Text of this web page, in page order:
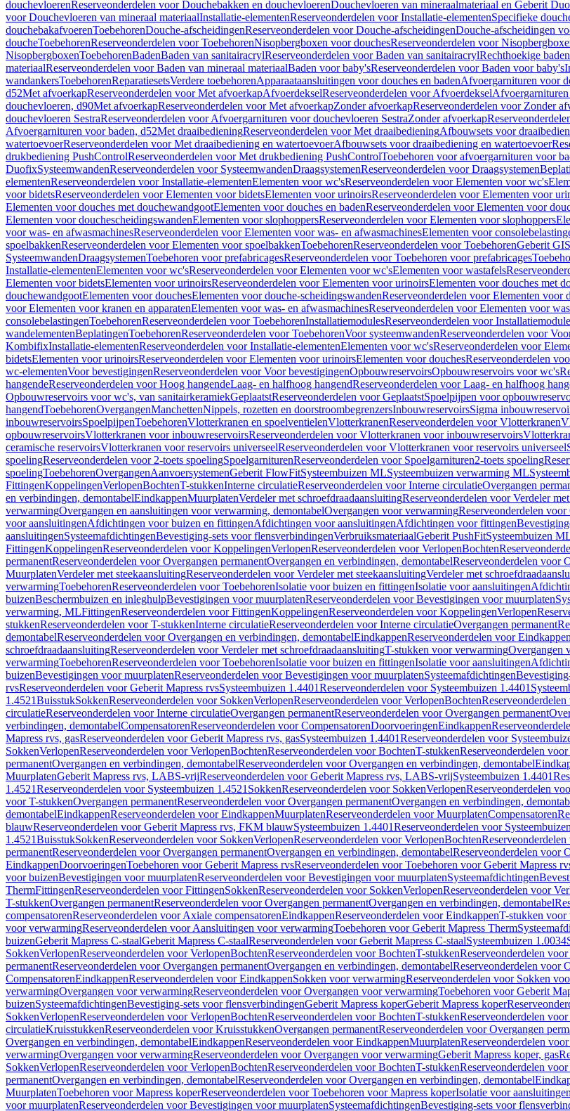
douchevloerenReserveonderdelen voor Douchebakken en douchevloerenDouchevloeren van mineraalmateriaal en Geberit
voor Douchevloeren van mineraal materiaalInstallatie-elementenReserveonderdelen voor Installatie-elementenSpecifieke
douchebakafvoerenToebehorenDouche-afscheidingenReserveonderdelen voor Douche-afscheidingenDouche-afscheidingen
doucheToebehorenReserveonderdelen voor ToebehorenNisopbergboxen voor douchesReserveonderdelen voor
NisopbergboxenToebehorenBadenBaden van sanitairacrylReserveonderdelen voor Baden van sanitairacrylRechthoekige baden
materiaalReserveonderdelen voor Baden van mineraal materiaalBaden voor baby'sReserveonderdelen voor Baden voor baby's
wandankersToebehorenReparatiesetsVerdere toebehorenApparaataansluitingen voor douches en badenAfvoergarnituren voor
d52Met afvoerkapReserveonderdelen voor Met afvoerkapAfvoerdekselReserveonderdelen voor Afvoerdeksel
douchevloeren, d90Met afvoerkapReserveonderdelen voor Met afvoerkapZonder afvoerkapReserveonderdelen voor Zonder
douchevloeren SestraReserveonderdelen voor Afvoergarnituren voor douchevloeren SestraZonder afvoerkap
Afvoergarnituren voor baden, d52Met draaibedieningReserveonderdelen voor Met draaibedieningAfbouwsets voor
watertoevoerReserveonderdelen voor Met draaibediening en watertoevoerAfbouwsets voor draaibediening en watertoevoer
drukbediening PushControlReserveonderdelen voor Met drukbediening PushControlToebehoren voor afvoergarnituren voor
DuofixSysteemwandenReserveonderdelen voor SysteemwandenDraagsystemenReserveonderdelen voor Draagsystemen
elementenReserveonderdelen voor Installatie-elementenElementen voor wc'sReserveonderdelen voor Elementen voor wc's
voor bidetsReserveonderdelen voor Elementen voor bidetsElementen voor urinoirsReserveonderdelen voor Elementen voor
Elementen voor douches met douchewandgootElementen voor douches en badenReserveonderdelen voor Elementen voor
Elementen voor douchescheidingswandenElementen voor slophoppersReserveonderdelen voor Elementen voor slophoppers
voor was- en afwasmachinesReserveonderdelen voor Elementen voor was- en afwasmachinesElementen voor
spoelbakkenReserveonderdelen voor Elementen voor spoelbakkenToebehorenReserveonderdelen voor ToebehorenGeberit GIS
SysteemwandenDraagsystemenToebehoren voor prefabricagesReserveonderdelen voor Toebehoren voor prefabricages
Installatie-elementenElementen voor wc'sReserveonderdelen voor Elementen voor wc'sElementen voor wastafels
Elementen voor bidetsElementen voor urinoirsReserveonderdelen voor Elementen voor urinoirsElementen voor douches met
douchewandgootElementen voor douchesElementen voor douche-scheidingswandenReserveonderdelen voor Elementen voor
voor Elementen voor kranen en apparatenElementen voor was- en afwasmachinesReserveonderdelen voor Elementen voor
consolebelastingenToebehorenReserveonderdelen voor ToebehorenInstallatiemodulesReserveonderdelen voor
wandelementenBeplatingenToebehorenReserveonderdelen voor ToebehorenVoor systeemwandenReserveonderdelen voor
KombifixInstallatie-elementenReserveonderdelen voor Installatie-elementenElementen voor wc'sReserveonderdelen voor
bidetsElementen voor urinoirsReserveonderdelen voor Elementen voor urinoirsElementen voor douchesReserveonderdelen
wc-elementenVoor bevestigingenReserveonderdelen voor Voor bevestigingenOpbouwreservoirsOpbouwreservoirs voor wc's
hangendeReserveonderdelen voor Hoog hangendeLaag- en halfhoog hangendReserveonderdelen voor Laag- en halfhoog
Opbouwreservoirs voor wc's, van sanitairkeramiekGeplaatstReserveonderdelen voor GeplaatstSpoelpijpen voor
hangendToebehorenOvergangenManchettenNippels, rozetten en doorstroombegrenzersInbouwreservoirsSigma
inbouwreservoirsSpoelpijpenToebehorenVlotterkranen en spoelventielenVlotterkranenReserveonderdelen voor Vlotterkranen
opbouwreservoirsVlotterkranen voor inbouwreservoirsReserveonderdelen voor Vlotterkranen voor inbouwreservoirs
ceramische reservoirsVlotterkranen voor reservoirs universeelReserveonderdelen voor Vlotterkranen voor reservoirs universeel
spoelingReserveonderdelen voor 2-toets spoelingSpoelgarniturenReserveonderdelen voor Spoelgarnituren2-toets spoeling
spoelingToebehorenOvergangenAanvoersystemenGeberit FlowFitSysteembuizen MLSysteembuizen verwarming ML
FittingenKoppelingenVerlopenBochtenT-stukkenInterne circulatieReserveonderdelen voor Interne circulatieOvergangen
en verbindingen, demontabelEindkappenMuurplatenVerdeler met schroefdraadaansluitingReserveonderdelen voor Verdeler
verwarmingOvergangen en aansluitingen voor verwarming, demontabelOvergangen voor verwarmingReserveonderdelen
voor aansluitingenAfdichtingen voor buizen en fittingenAfdichtingen voor aansluitingenAfdichtingen voor fittingen
aansluitingenSysteemafdichtingenBevestiging-sets voor flensverbindingenVerbruiksmateriaalGeberit PushFitSysteembuizen
FittingenKoppelingenReserveonderdelen voor KoppelingenVerlopenReserveonderdelen voor VerlopenBochten
permanentReserveonderdelen voor Overgangen permanentOvergangen en verbindingen, demontabelReserveonderdelen voor
MuurplatenVerdeler met steekaansluitingReserveonderdelen voor Verdeler met steekaansluitingVerdeler met
verwarmingToebehorenReserveonderdelen voor ToebehorenIsolatie voor buizen en fittingenIsolatie voor aansluitingen
buizenBeschermbuizen en inleghulpBevestigingen voor muurplatenReserveonderdelen voor Bevestigingen voor muurplaten
verwarming, MLFittingenReserveonderdelen voor FittingenKoppelingenReserveonderdelen voor KoppelingenVerlopen
stukkenReserveonderdelen voor T-stukkenInterne circulatieReserveonderdelen voor Interne circulatieOvergangen permanent
demontabelReserveonderdelen voor Overgangen en verbindingen, demontabelEindkappenReserveonderdelen voor Eindkappen
schroefdraadaansluitingReserveonderdelen voor Verdeler met schroefdraadaansluitingT-stukken voor verwarmingOvergangen
verwarmingToebehorenReserveonderdelen voor ToebehorenIsolatie voor buizen en fittingenIsolatie voor aansluitingen
buizenBevestigingen voor muurplatenReserveonderdelen voor Bevestigingen voor muurplatenSysteemafdichtingen
rvsReserveonderdelen voor Geberit Mapress rvsSysteembuizen 1.4401Reserveonderdelen voor Systeembuizen 1.4401
1.4521BuisstukSokkenReserveonderdelen voor SokkenVerlopenReserveonderdelen voor VerlopenBochten
circulatieReserveonderdelen voor Interne circulatieOvergangen permanentReserveonderdelen voor Overgangen permanent
verbindingen, demontabelCompensatorenReserveonderdelen voor CompensatorenDoorvoeringenEindkappen
Mapress rvs, gasReserveonderdelen voor Geberit Mapress rvs, gasSysteembuizen 1.4401Reserveonderdelen voor
SokkenVerlopenReserveonderdelen voor VerlopenBochtenReserveonderdelen voor BochtenT-stukkenReserveonderdelen
permanentOvergangen en verbindingen, demontabelReserveonderdelen voor Overgangen en verbindingen, demontabel
MuurplatenGeberit Mapress rvs, LABS-vrijReserveonderdelen voor Geberit Mapress rvs, LABS-vrijSysteembuizen 1.4401
1.4521Reserveonderdelen voor Systeembuizen 1.4521 SokkenReserveonderdelen voor SokkenVerlopenReserveonderdelen
voor T-stukkenOvergangen permanentReserveonderdelen voor Overgangen permanentOvergangen en verbindingen,
demontabelEindkappenReserveonderdelen voor EindkappenMuurplatenReserveonderdelen voor MuurplatenCompensatoren
blauwReserveonderdelen voor Geberit Mapress rvs, FKM blauwSysteembuizen 1.4401Reserveonderdelen voor
1.4521BuisstukSokkenReserveonderdelen voor SokkenVerlopenReserveonderdelen voor VerlopenBochten
permanentReserveonderdelen voor Overgangen permanentOvergangen en verbindingen, demontabelReserveonderdelen voor
EindkappenDoorvoeringenToebehoren voor Geberit Mapress rvsReserveonderdelen voor Toebehoren voor Geberit Mapress
voor buizenBevestigingen voor muurplatenReserveonderdelen voor Bevestigingen voor muurplatenSysteemafdichtingen
ThermFittingenReserveonderdelen voor FittingenSokkenReserveonderdelen voor SokkenVerlopenReserveonderdelen voor
T-stukkenOvergangen permanentReserveonderdelen voor Overgangen permanentOvergangen en verbindingen, demontabel
compensatorenReserveonderdelen voor Axiale compensatorenEindkappenReserveonderdelen voor EindkappenT-stukken voor
voor verwarmingReserveonderdelen voor Aansluitingen voor verwarmingToebehoren voor Geberit Mapress Therm
buizenGeberit Mapress C-staalGeberit Mapress C-staalReserveonderdelen voor Geberit Mapress C-staalSysteembuizen 1.0034
SokkenVerlopenReserveonderdelen voor VerlopenBochtenReserveonderdelen voor BochtenT-stukkenReserveonderdelen
permanentReserveonderdelen voor Overgangen permanentOvergangen en verbindingen, demontabelReserveonderdelen voor
CompensatorenEindkappenReserveonderdelen voor EindkappenSokken voor verwarmingReserveonderdelen voor Sokken
verwarmingOvergangen voor verwarmingReserveonderdelen voor Overgangen voor verwarmingToebehoren voor Geberit
buizenSysteemafdichtingenBevestiging-sets voor flensverbindingenGeberit Mapress koperGeberit Mapress koper
SokkenVerlopenReserveonderdelen voor VerlopenBochtenReserveonderdelen voor BochtenT-stukkenReserveonderdelen
circulatieKruisstukkenReserveonderdelen voor KruisstukkenOvergangen permanentReserveonderdelen voor Overgangen
Overgangen en verbindingen, demontabelEindkappenReserveonderdelen voor EindkappenMuurplatenReserveonderdelen
verwarmingOvergangen voor verwarmingReserveonderdelen voor Overgangen voor verwarmingGeberit Mapress koper, gas
SokkenVerlopenReserveonderdelen voor VerlopenBochtenReserveonderdelen voor BochtenT-stukkenReserveonderdelen
permanentOvergangen en verbindingen, demontabelReserveonderdelen voor Overgangen en verbindingen, demontabel
MuurplatenToebehoren voor Mapress koperReserveonderdelen voor Toebehoren voor Mapress koperIsolatie voor aansluitingen
voor muurplatenReserveonderdelen voor Bevestigingen voor muurplatenSysteemafdichtingenBevestiging-sets voor